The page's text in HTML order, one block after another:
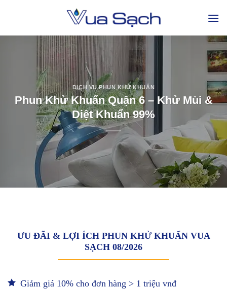
DỊCH VỤ PHUN KHỬ KHUẨN
Phun Khử Khuẩn Quận 6 – Khử Mùi &
Diệt Khuẩn 99%
ƯU ĐÃI & LỢI ÍCH PHUN KHỬ KHUẨN VUA
SẠCH 08/2026
Giảm giá 10% cho đơn hàng > 1 triệu vnđ